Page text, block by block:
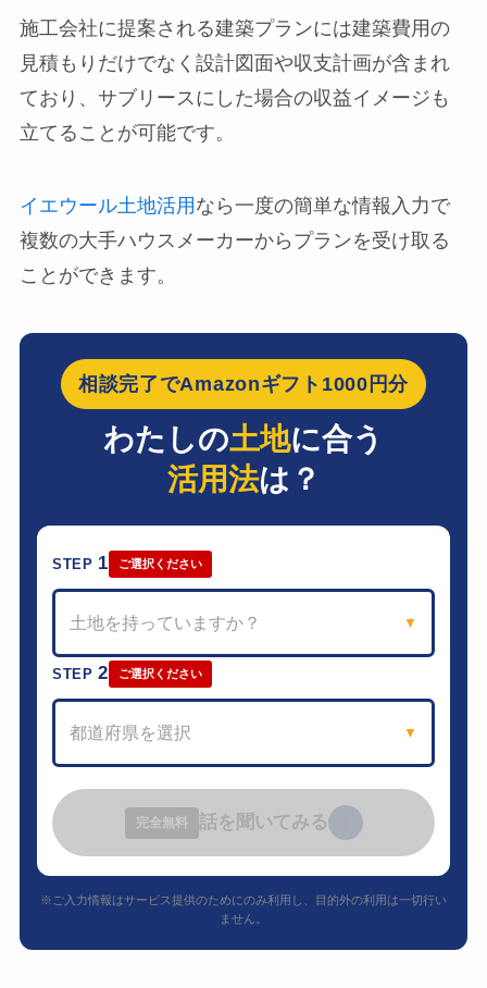
施工会社に提案される建築プランには建築費用の
見積もりだけでなく設計図面や収支計画が含まれ
ており、サブリースにした場合の収益イメージも
立てることが可能です。
イエウール土地活用 なら一度の簡単な情報入力で
複数の大手ハウスメーカーからプランを受け取る
ことができます。
相談完了でAmazonギフト1000円分
わたしの土地に合う
活用法は？
STEP 1 ご選択ください
土地を持っていますか？ ▼
STEP2 ご選択ください
都道府県を選択 ▼
完全無料 話を聞いてみる
※ご入力情報はサービス提供のためにのみ利用し、目的外の利用は一切行い
ません。